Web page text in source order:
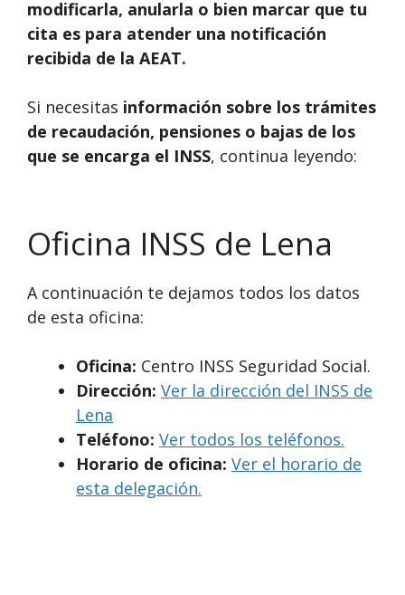
modificarla, anularla o bien marcar que tu
cita es para atender una notificación
recibida de la AEAT.
Si necesitas información sobre los trámites
de recaudación, pensiones o bajas de los
que se encarga el INSS, continua leyendo:
Oficina INSS de Lena
A continuación te dejamos todos los datos
de esta oficina:
Oficina: Centro INSS Seguridad Social.
Dirección: Ver la dirección del INSS de
Lena
Teléfono: Ver todos los teléfonos.
Horario de oficina: Ver el horario de
esta delegación.